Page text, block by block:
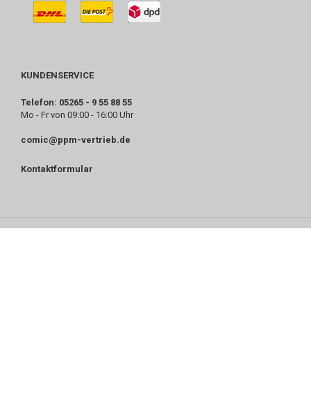
KUNDENSERVICE
Telefon: 05265 - 9 55 88 55
Mo - Fr von 09:00 - 16:00 Uhr
comic@ppm-vertrieb.de
Kontaktformular